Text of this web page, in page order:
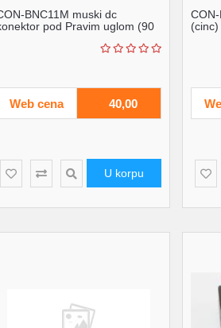
BNC11M muski dc
pod Pravim uglom (90
Web cena 40,00
U korpu